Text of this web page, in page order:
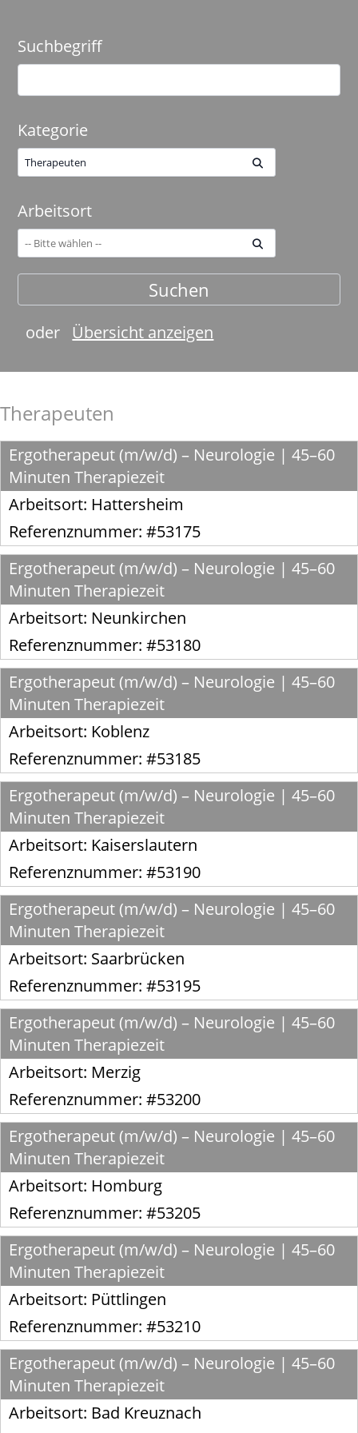
Suchbegriff
Kategorie
Therapeuten
Arbeitsort
oder Übersicht anzeigen
Therapeuten
Ergotherapeut (m/w/d) – Neurologie | 45–60
Minuten Therapiezeit
Arbeitsort: Hattersheim
Referenznummer: #53175
Ergotherapeut (m/w/d) – Neurologie | 45–60
Minuten Therapiezeit
Arbeitsort: Neunkirchen
Referenznummer: #53180
Ergotherapeut (m/w/d) – Neurologie | 45–60
Minuten Therapiezeit
Arbeitsort: Koblenz
Referenznummer: #53185
Ergotherapeut (m/w/d) – Neurologie | 45–60
Minuten Therapiezeit
Arbeitsort: Kaiserslautern
Referenznummer: #53190
Ergotherapeut (m/w/d) – Neurologie | 45–60
Minuten Therapiezeit
Arbeitsort: Saarbrücken
Referenznummer: #53195
Ergotherapeut (m/w/d) – Neurologie | 45–60
Minuten Therapiezeit
Arbeitsort: Merzig
Referenznummer: #53200
Ergotherapeut (m/w/d) – Neurologie | 45–60
Minuten Therapiezeit
Arbeitsort: Homburg
Referenznummer: #53205
Ergotherapeut (m/w/d) – Neurologie | 45–60
Minuten Therapiezeit
Arbeitsort: Püttlingen
Referenznummer: #53210
Ergotherapeut (m/w/d) – Neurologie | 45–60
Minuten Therapiezeit
Arbeitsort: Bad Kreuznach